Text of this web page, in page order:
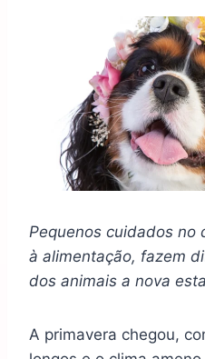
Pequenos cuidados no
à alimentação, fazem
dos animais a nova
A primavera chegou,